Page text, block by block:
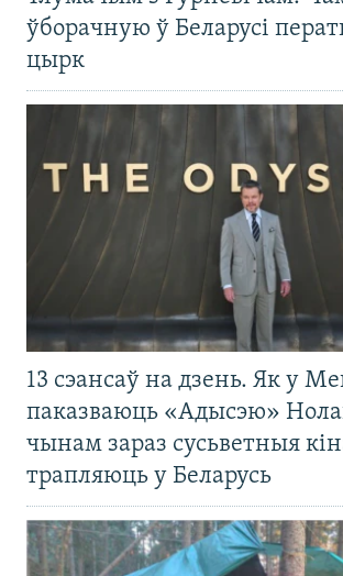
ўборачную ў Беларусі
цырк
13 сэансаў на дзень. Як у
паказваюць «Адысэю»
чынам зараз сусьветныя
трапляюць у Беларусь